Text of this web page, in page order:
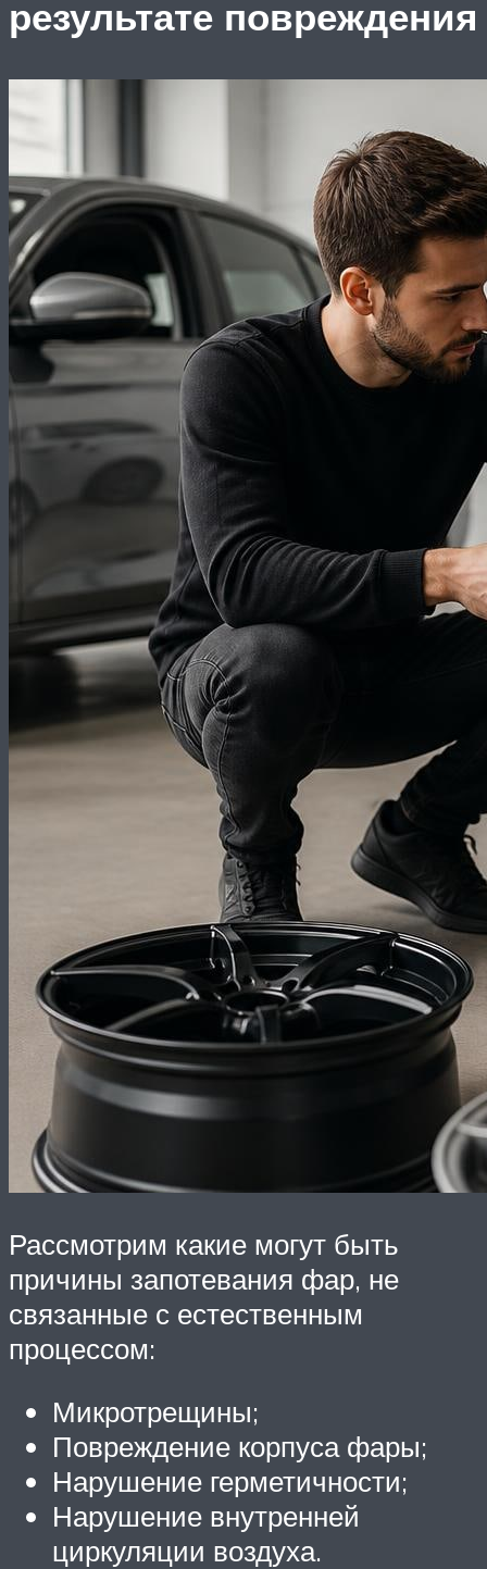
результате повреждения
Рассмотрим какие могут быть
причины запотевания фар, не
связанные с естественным
процессом:
Микротрещины;
Повреждение корпуса фары;
Нарушение герметичности;
Нарушение внутренней
циркуляции воздуха.